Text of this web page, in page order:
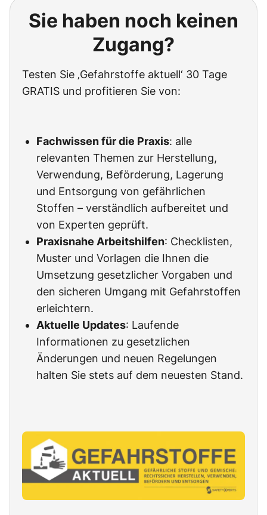
Sie haben noch keinen
Zugang?
Testen Sie ‚Gefahrstoffe aktuell‘ 30 Tage
GRATIS und profitieren Sie von:
Fachwissen für die Praxis: alle
relevanten Themen zur Herstellung,
Verwendung, Beförderung, Lagerung
und Entsorgung von gefährlichen
Stoffen – verständlich aufbereitet und
von Experten geprüft.
Praxisnahe Arbeitshilfen: Checklisten,
Muster und Vorlagen die Ihnen die
Umsetzung gesetzlicher Vorgaben und
den sicheren Umgang mit Gefahrstoffen
erleichtern.
Aktuelle Updates: Laufende
Informationen zu gesetzlichen
Änderungen und neuen Regelungen
halten Sie stets auf dem neuesten Stand.